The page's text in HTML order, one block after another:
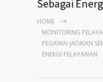
Sebagai
HOME
MONITORING
PEGAWAI JADIKAN
ENERGI PELAYANAN